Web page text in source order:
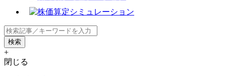
+
閉じる